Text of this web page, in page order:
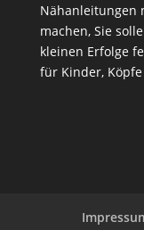
Nähanleitungen
machen, Sie
kleinen Erfolge
für Kinder,